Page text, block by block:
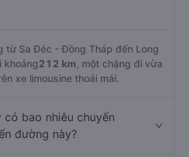
từ Sa Đéc - Đồng Tháp đến Long
khoảng212 km , một chặng đi vừa
xe limousine thoải mái.
có bao nhiêu chuyến
đường này?